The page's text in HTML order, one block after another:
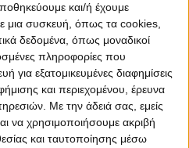
και/ή έχουμε
μια συσκευή, όπως τα cookies,
δεδομένα, όπως μοναδικοί
πληροφορίες που
για εξατομικευμένες διαφημίσεις
και περιεχομένου, έρευνα
Με την άδειά σας, εμείς
να χρησιμοποιήσουμε ακριβή
και ταυτοποίησης μέσω
Terms & Conditions
Privacy Policy
colors&Fotis Alexandrou